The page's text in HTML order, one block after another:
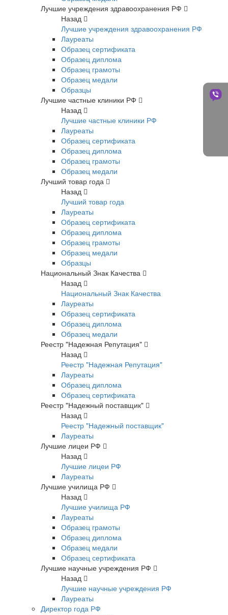
Лучшие учреждения здравоохранения РФ
Назад
Лучшие учреждения здравоохранения РФ
Лауреаты
Образец сертификата
Образец диплома
Образец грамоты
Образец медали
Образцы
Лучшие частные клиники РФ
Назад
Лучшие частные клиники РФ
Лауреаты
Образец сертификата
Образец диплома
Образец грамоты
Образец медали
Лучший товар года
Назад
Лучший товар года
Лауреаты
Образец сертификата
Образец диплома
Образец грамоты
Образец медали
Образцы
Национальный Знак Качества
Назад
Национальный Знак Качества
Лауреаты
Образец сертификата
Образец диплома
Образец медали
Реестр "Надежная Репутация"
Назад
Реестр "Надежная Репутация"
Лауреаты
Образец диплома
Образец сертификата
Реестр "Надежный поставщик"
Назад
Реестр "Надежный поставщик"
Лауреаты
Лучшие лицеи РФ
Назад
Лучшие лицеи РФ
Лауреаты
Лучшие училища РФ
Назад
Лучшие училища РФ
Лауреаты
Образец грамоты
Образец диплома
Образец медали
Образец сертификата
Лучшие научные учреждения РФ
Назад
Лучшие научные учреждения РФ
Лауреаты
Директор года РФ